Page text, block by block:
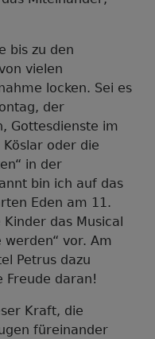
bis zu den
vielen
locken. Sei es
der
Gottesdienste im
oder die
in der
bin ich auf das
Eden am 11.
das Musical
werden“ vor. Am
Petrus dazu
Freude daran!
Kraft, die
füreinander